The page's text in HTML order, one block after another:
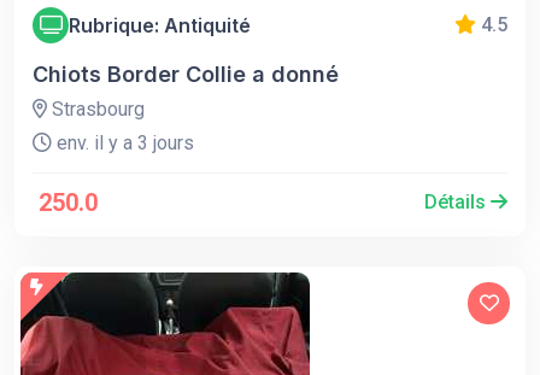
Rubrique: Antiquité 4.5
Chiots Border Collie a donné
Strasbourg
env. il y a 3 jours
250.0 Détails